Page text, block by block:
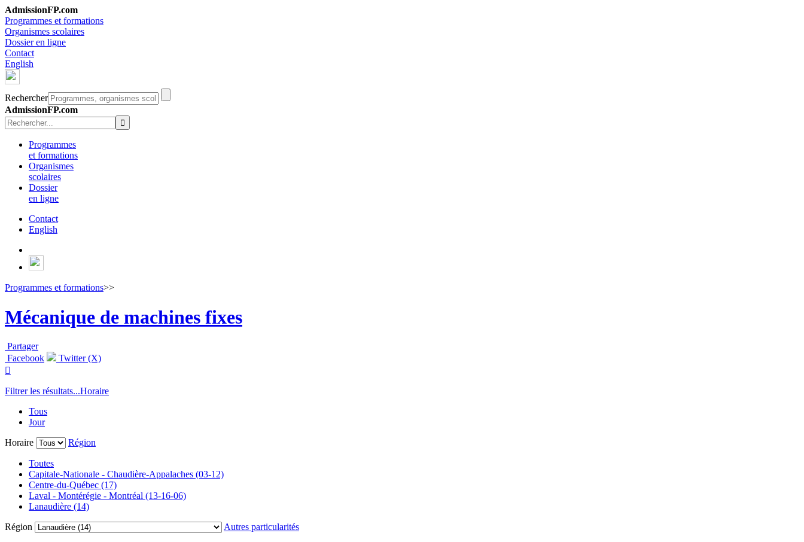
AdmissionFP.com
Programmes et formations
Organismes scolaires
Dossier en ligne
Contact
English
Rechercher
AdmissionFP.com
Programmes
et formations
Organismes
scolaires
Dossier
en ligne
Contact
English
Programmes et formations>>
Mécanique de machines fixes
Partager
Facebook
Twitter (X)

Filtrer les résultats...Horaire
Tous
Jour
Horaire
Région
Toutes
Capitale-Nationale - Chaudière-Appalaches (03-12)
Centre-du-Québec (17)
Laval - Montérégie - Montréal (13-16-06)
Lanaudière (14)
Région
Autres particularités